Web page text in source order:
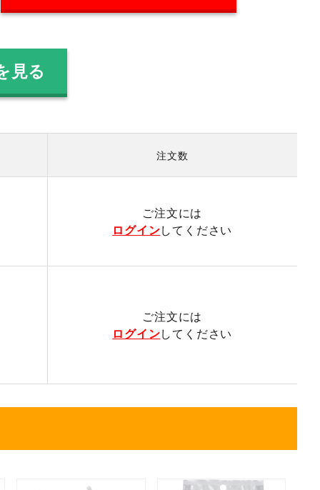
見る
注文数
ご注文には
ログインしてください
ご注文には
ログインしてください